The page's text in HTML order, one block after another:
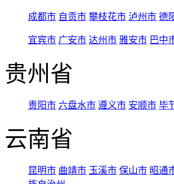
成都市 自贡市 攀枝花市 泸州市 德
宜宾市 广安市 达州市 雅安市 巴中
贵州省
贵阳市 六盘水市 遵义市 安顺市 毕
云南省
昆明市 曲靖市 玉溪市 保山市 昭通